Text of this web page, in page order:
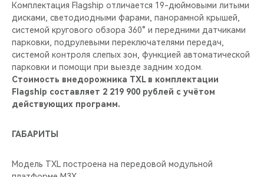
Комплектация Flagship отличается 19-дюймовыми литыми
дисками, светодиодными фарами, панорамной крышей,
системой кругового обзора 360° и передними датчиками
парковки, подрулевыми переключателями передач,
системой контроля слепых зон, функцией автоматической
парковки и помощи при выезде задним ходом.
Стоимость внедорожника TXL в комплектации
Flagship составляет 2 219 900 рублей с учётом
действующих программ.
ГАБАРИТЫ
Модель TXL построена на передовой модульной